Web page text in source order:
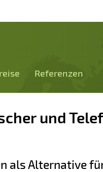
Referenzen
und
als Alternative